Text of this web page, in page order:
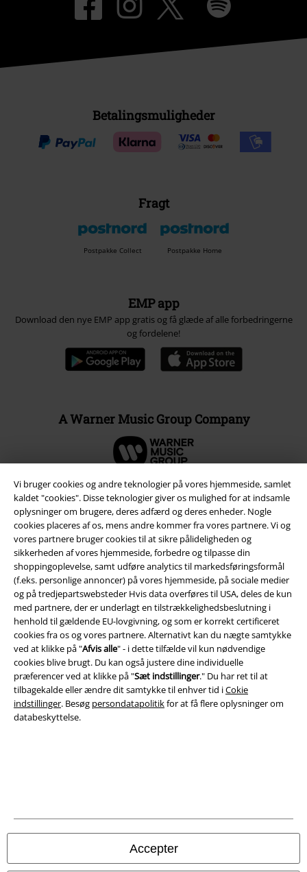
Vi bruger cookies og andre teknologier på vores hjemmeside, samlet
kaldet "cookies". Disse teknologier giver os mulighed for at indsamle
oplysninger om brugere, deres adfærd og deres enheder. Nogle
cookies placeres af os, mens andre kommer fra vores partnere. Vi og
vores partnere bruger cookies til at sikre pålideligheden og
sikkerheden af ​​vores hjemmeside, forbedre og tilpasse din
shoppingoplevelse, samt udføre analytics til markedsføringsformål
(f.eks. personlige annoncer) på vores hjemmeside, på sociale medier
og på tredjepartswebsteder Hvis data overføres til USA, deles de kun
med partnere, der er underlagt en tilstrækkelighedsbeslutning i
henhold til gældende EU-lovgivning, og som er korrekt certificeret
cookies fra os og vores partnere. Alternativt kan du nægte samtykke
ved at klikke på "Afvis alle" - i dette tilfælde vil kun nødvendige
cookies blive brugt. Du kan også justere dine individuelle
præferencer ved at klikke på "Sæt indstillinger." Du har ret til at
tilbagekalde eller ændre dit samtykke til enhver tid iCokie
indstillinger. Besøg persondatapolitikfor at få flere oplysninger om
databeskyttelse.
Accepter
Betalingsmuligheder
Fragt
Postpakke Collect Postpakke Home
EMP app
Download den nye EMP app gratis og få glæde af alle forbedringerne
og fordelene!
A Warner Music Group Company
Juridisk
Salgs-, medlems- & leveringsbetingelser
Om EMP Danmark
Persondatapolitik